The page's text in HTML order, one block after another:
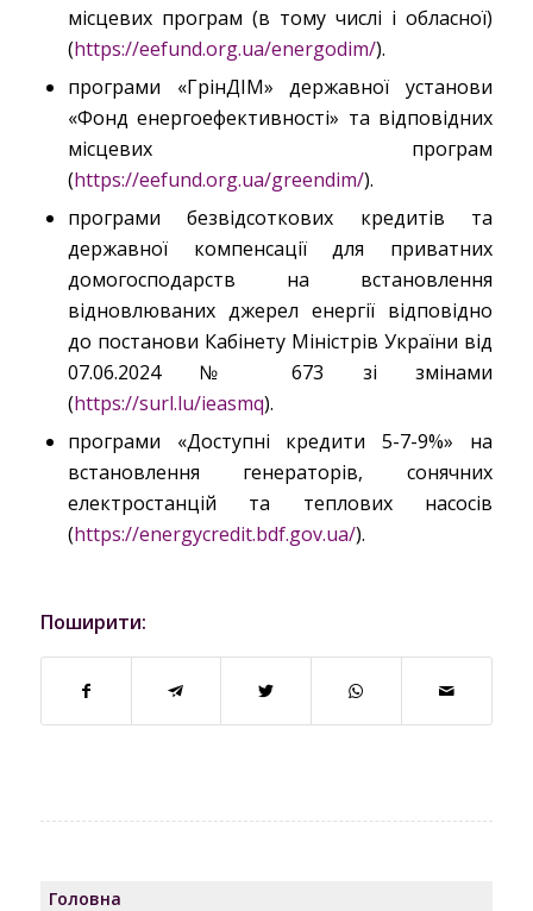
місцевих програм (в тому числі і обласної)
(https://eefund.org.ua/energodim/).
програми «ГрінДІМ» державної установи
«Фонд енергоефективності» та відповідних
місцевих програм
(https://eefund.org.ua/greendim/).
програми безвідсоткових кредитів та
державної компенсації для приватних
домогосподарств на встановлення
відновлюваних джерел енергії відповідно
до постанови Кабінету Міністрів України від
07.06.2024 № 673 зі змінами
(https://surl.lu/ieasmq).
програми «Доступні кредити 5-7-9%» на
встановлення генераторів, сонячних
електростанцій та теплових насосів
(https://energycredit.bdf.gov.ua/).
Поширити:
Головна